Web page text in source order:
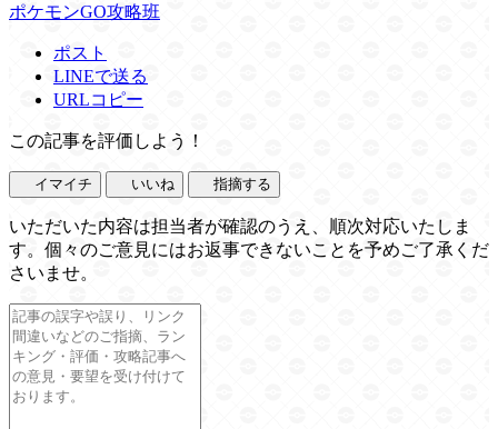
ポケモンGO攻略班
ポスト
LINEで送る
URLコピー
この記事を評価しよう！
イマイチ いいね 指摘する
いただいた内容は担当者が確認のうえ、順次対応いたしま
す。個々のご意見にはお返事できないことを予めご了承くだ
さいませ。